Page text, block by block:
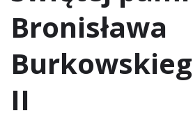
Bronisława
II